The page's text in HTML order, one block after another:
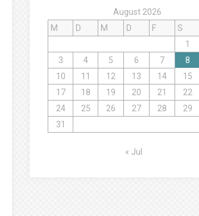
August 2026
M
D M D F S
1
3
4 5 6 7 8
10
11 12 13 14 15
17
18 19 20 21 22
24
25 26 27 28 29
31
« Jul